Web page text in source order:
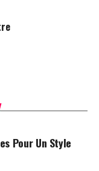
Pour Un Style